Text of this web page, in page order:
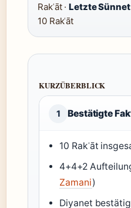
Rakʿāt ·Letzte
10 Rakʿāt
KURZÜBERBLICK
1 Bestätigte
10 Rakʿāt
4+4+2
Zamani)
Diyanet